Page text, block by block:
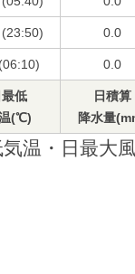
0.0
0.0
最低
(℃)
日積算
降水量
温・日最大